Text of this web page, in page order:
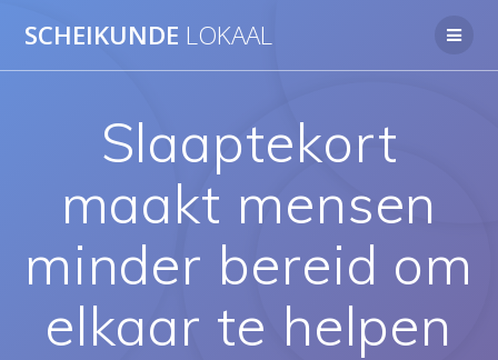
naar
SCHEIKUNDE LOKAAL
Slaaptekort
maakt mensen
minder bereid om
elkaar te helpen